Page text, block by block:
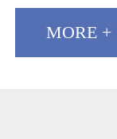
MORE +